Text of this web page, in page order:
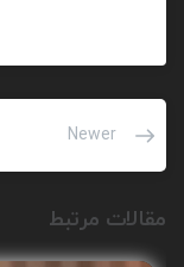
Newer
مقالات مرتبط